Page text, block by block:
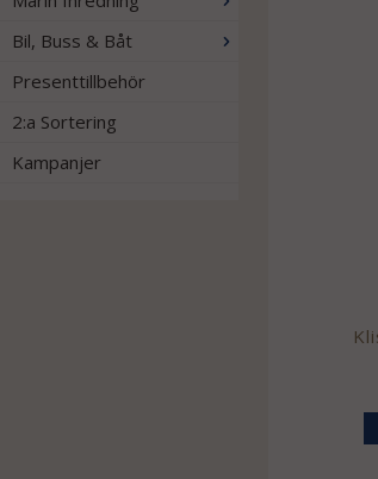
Bil, Buss & Båt
Presenttillbehör
2:a Sortering
Kampanjer